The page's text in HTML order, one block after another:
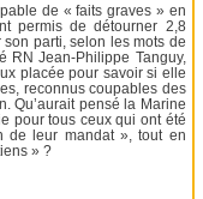
de « faits graves » en
permis de détourner 2,8
parti, selon les mots de
RN Jean-Philippe Tanguy,
placée pour savoir si elle
reconnus coupables des
Qu’aurait pensé la Marine
pour tous ceux qui ont été
de leur mandat », tout en
» ?